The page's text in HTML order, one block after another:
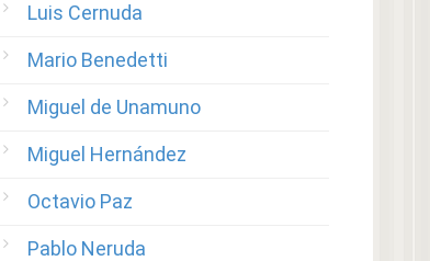
Luis Cernuda
Mario Benedetti
Miguel de Unamuno
Miguel Hernández
Octavio Paz
Pablo Neruda